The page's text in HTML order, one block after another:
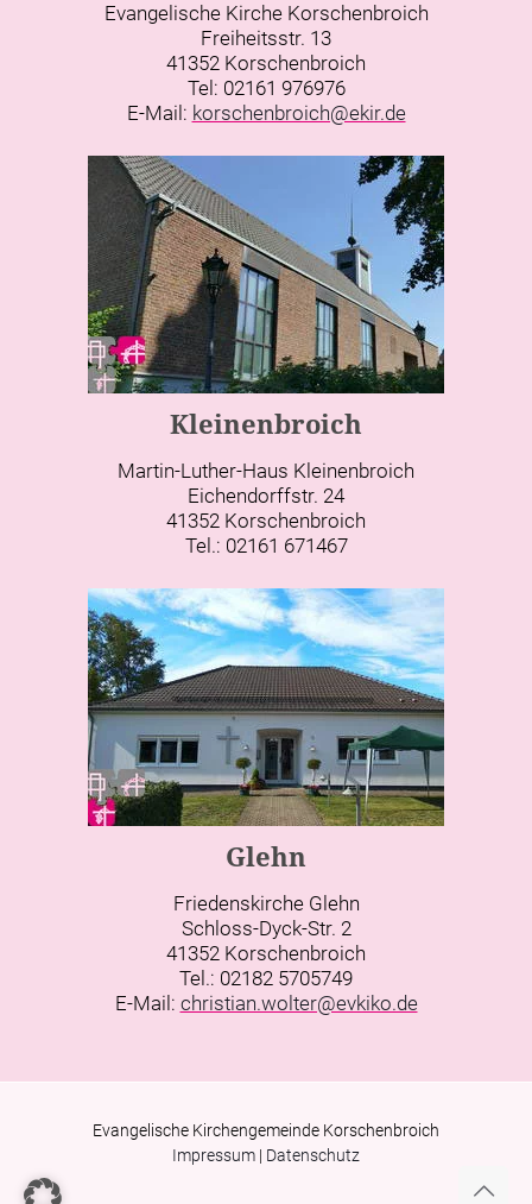
Evangelische Kirche Korschenbroich
Freiheitsstr. 13
41352 Korschenbroich
Tel: 02161 976976
E-Mail: korschenbroich@ekir.de
Kleinenbroich
Martin-Luther-Haus Kleinenbroich
Eichendorffstr. 24
41352 Korschenbroich
Tel.: 02161 671467
Glehn
Friedenskirche Glehn
Schloss-Dyck-Str. 2
41352 Korschenbroich
Tel.: 02182 5705749
E-Mail: christian.wolter@evkiko.de
Evangelische Kirchengemeinde Korschenbroich
Impressum | Datenschutz